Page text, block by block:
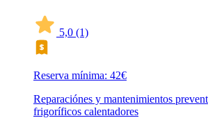
5,0 (1)
Reserva mínima: 42€
Reparaciónes y mantenimientos
frigoríficos calentadores